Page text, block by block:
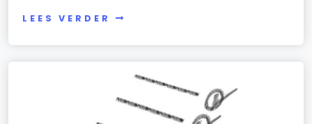
LEES VERDER